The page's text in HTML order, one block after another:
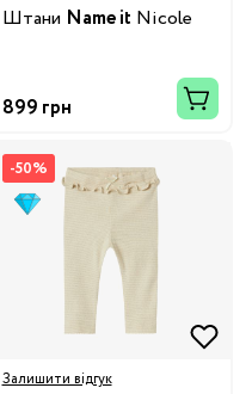
Штани Name it Nicole
899 грн
-50%
Залишити відгук